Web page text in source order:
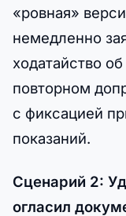
«ровная»
немедленно
ходатайство
повторном
с фиксацией
показаний.
Сценарий 2:
огласил